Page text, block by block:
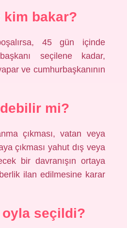
kim bakar?
45 gün içinde
seçilene kadar,
ve cumhurbaşkanının
mi?
çıkması, vatan veya
çıkması yahut dış veya
bir davranışın ortaya
ilan edilmesine karar
oyla seçildi?